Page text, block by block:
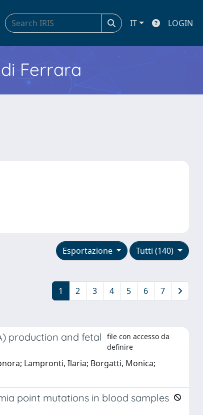
IT LOGIN
Ferrara
Tutti (140)
Esportazione
1 2 3 4 5 6 7
production and fetal
file con accesso da
definire
Lampronti, Ilaria; Borgatti, Monica;
point mutations in blood samples